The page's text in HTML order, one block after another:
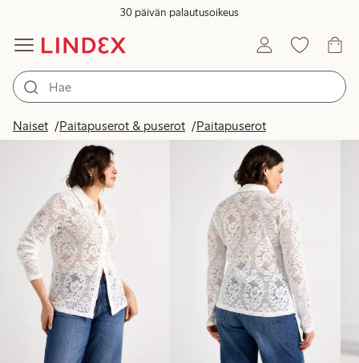
30 päivän palautusoikeus
Naiset Paitapuserot & puserot Paitapuserot
Tuotteet kuvassa